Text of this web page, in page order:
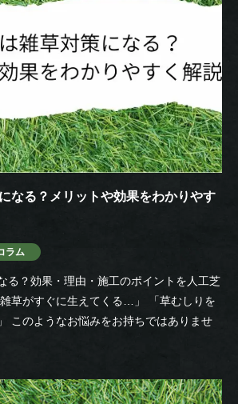
なる？メリットや効果をわかりやす
ラム
る？効果・理由・施工のポイントを人工芝
草がすぐに生えてくる…」 「草むしりを
このようなお悩みをお持ちではありませ